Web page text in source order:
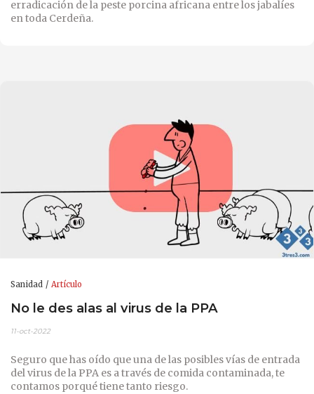
erradicación de la peste porcina africana entre los jabalíes
en toda Cerdeña.
Sanidad Artículo
No le des alas al virus de la PPA
11-oct-2022
Seguro que has oído que una de las posibles vías de entrada
del virus de la PPA es a través de comida contaminada, te
contamos porqué tiene tanto riesgo.